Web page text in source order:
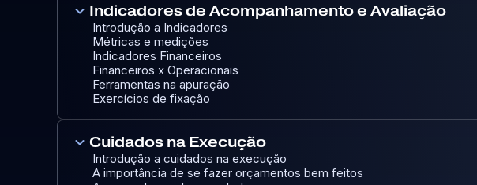
keyboard_arrow_down Indicadores de Acompanhamento e Avaliação
Introdução a Indicadores
Métricas e medições
Indicadores Financeiros
Financeiros x Operacionais
Ferramentas na apuração
Exercícios de fixação
keyboard_arrow_down Cuidados na Execução
Introdução a cuidados na execução
A importância de se fazer orçamentos bem feitos